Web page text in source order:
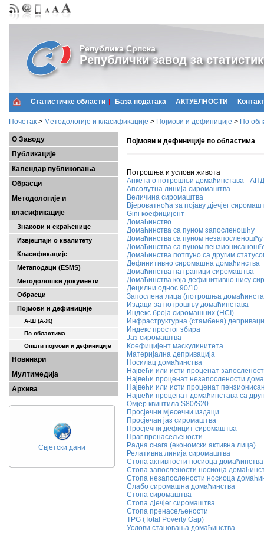
Република Српска
Републички завод за
Статистичке области Базa података АКТУЕЛНОСТИ Контакт
Почетак > Методологије и класификације > Појмови и дефиниције > По
О Заводу
Публикације
Календар публиковања
Обрасци
Методологије и
класификације
Знакови и скраћенице
Извјештаји о квалитету
Класификације
Метаподаци (ESMS)
Методолошки документи
Обрасци
Појмови и дефиниције
А-Ш (A-Ж)
По областима
Општи појмови и дефиниције
Новинари
Мултимедија
Архива
Свјетски дани
Појмови и дефиниције по областима
Потрошња и услови живота
Анкета о потрошњи домаћинстава - АПД
Апсолутна линија сиромаштва
Величина сиромаштва
Вјероватноћа за појаву дјечјег
Gini коефицијент
Домаћинство
Домаћинства са пуном запосленошћу
Домаћинства са пуном незапосленошћу
Домаћинства са пуном
Домаћинства потпуно са другим
Дефинитивно сиромашна домаћинства
Домаћинства на граници сиромаштва
Домаћинства која дефинитивно нису
Децилни однос 90/10
Запослена лица (потрошња
Издаци за потрошњу домаћинстава
Индекс броја сиромашних (HCI)
Инфраструктурна (стамбена)
Индекс простог збира
Јаз сиромаштва
Коефицијент маскулинитета
Материјална депривација
Носилац домаћинства
Највећи или исти проценат
Највећи проценат незапослености
Највећи или исти проценат
Највећи проценат домаћинстава са
Омјер квинтила S80/S20
Просјечни мјесечни издаци
Просјечан јаз сиромаштва
Просјечни дефицит сиромаштва
Праг пренасељености
Радна снага (економски активна лица)
Релативна линија сиромаштва
Стопа активности носиоца домаћинства
Стопа запослености носиоца
Стопа незапослености носиоца
Слабо сиромашна домаћинства
Стопа сиромаштва
Стопа дјечјег сиромаштва
Стопа пренасељености
TPG (Total Poverty Gap)
Услови становања домаћинства